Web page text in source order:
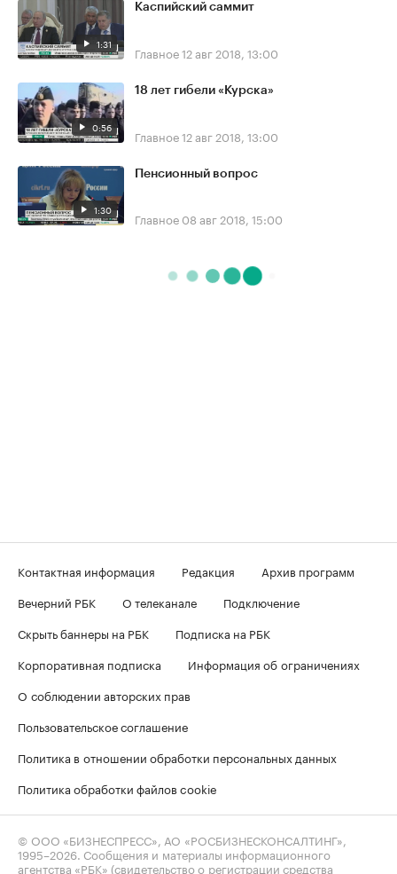
1:31
Каспийский саммит
Главное12 авг 2018, 13:00
0:56
18 лет гибели «Курска»
Главное12 авг 2018, 13:00
1:30
Пенсионный вопрос
Главное 08 авг 2018, 15:00
Контактная информация Редакция
Архив программ
Вечерний РБК
О телеканале
Подключение
Скрыть баннеры на РБК
Подписка на РБК
Корпоративная подписка
Информация об ограничениях
О соблюдении авторских прав
Пользовательское соглашение
Политика в отношении обработки персональных данных
Политика обработки файлов cookie
© ООО «БИЗНЕСПРЕСС», АО «РОСБИЗНЕСКОНСАЛТИНГ»,
1995–2026. Сообщения и материалы информационного
агентства «РБК» (свидетельство о регистрации средства